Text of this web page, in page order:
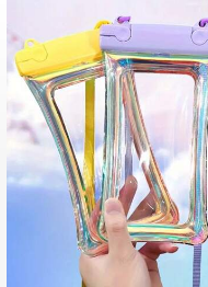
4.69 12 追蹤者